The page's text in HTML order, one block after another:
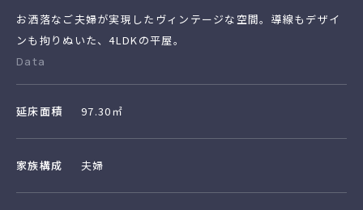
お洒落なご夫婦が実現したヴィンテージな空間。導線もデザイ
ンも拘りぬいた、4LDKの平屋。
Data
延床面積 97.30㎡
家族構成 夫婦